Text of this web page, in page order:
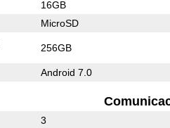
16GB
MicroSD
256GB
Android 7.0
3